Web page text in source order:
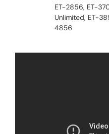
ET-2856, ET-
Unlimited, ET-
4856